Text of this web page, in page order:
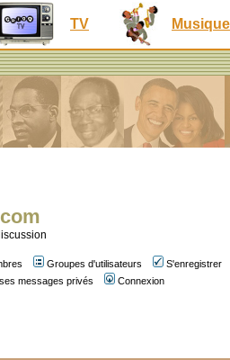
TV Musique
Groupes d'utilisateurs
S'enregistrer
messages privés Connexion